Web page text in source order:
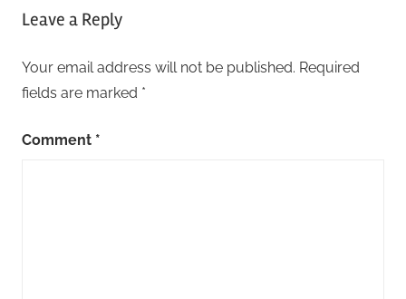
Leave a Reply
Your email address will not be published. Required
fields are marked *
Comment *